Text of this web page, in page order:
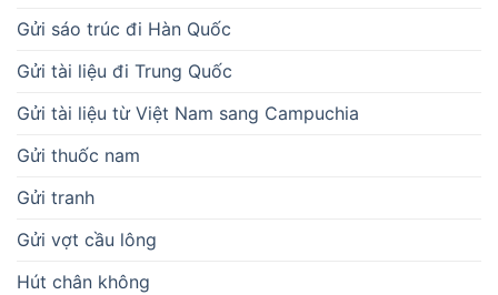
Gửi sáo trúc đi Hàn Quốc
Gửi tài liệu đi Trung Quốc
Gửi tài liệu từ Việt Nam sang Campuchia
Gửi thuốc nam
Gửi tranh
Gửi vợt cầu lông
Hút chân không